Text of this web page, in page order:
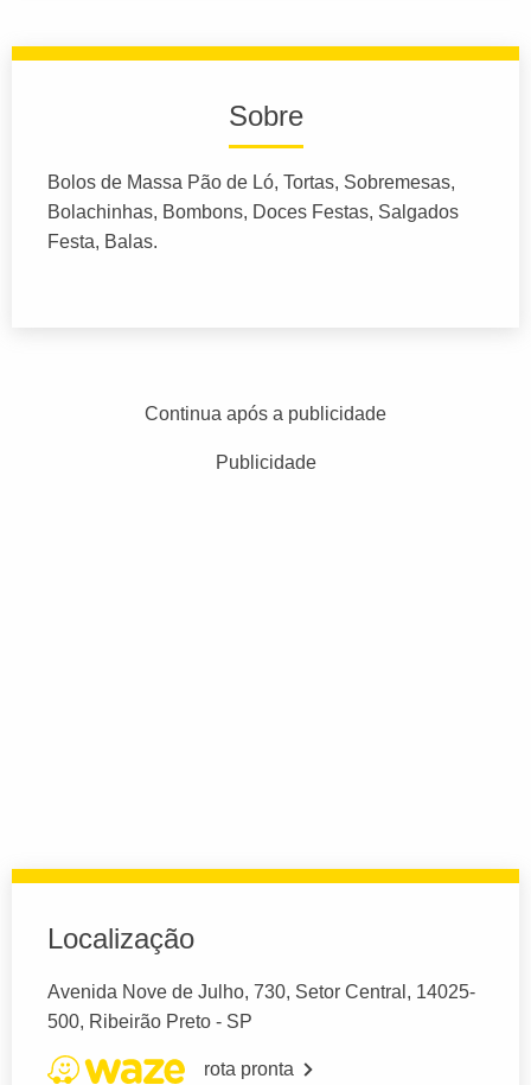
Sobre
Bolos de Massa Pão de Ló, Tortas, Sobremesas,
Bolachinhas, Bombons, Doces Festas, Salgados
Festa, Balas.
Continua após a publicidade
Publicidade
Localização
Avenida Nove de Julho, 730, Setor Central, 14025-
500, Ribeirão Preto - SP
rota pronta